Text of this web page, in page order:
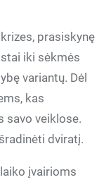
prasiskynę
iki sėkmės
variantų. Dėl
kas
savo veiklose.
dviratį.
įvairioms